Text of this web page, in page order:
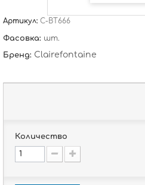
Артикул: C-BT666
Фасовка: шт.
Бренд: Clairefontaine
Количество